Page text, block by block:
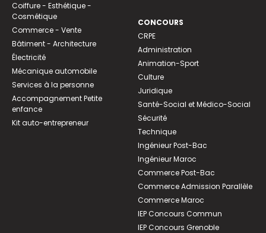
Coiffure - Esthétique -
Cosmétique
Commerce - Vente
Bâtiment - Architecture
Électricité
Mécanique automobile
Services à la personne
Accompagnement Petite
enfance
Kit auto-entrepreneur
CONCOURS
CRPE
Administration
Animation-Sport
Culture
Juridique
Santé-Social et Médico-Social
Sécurité
Technique
Ingénieur Post-Bac
Ingénieur Maroc
Commerce Post-Bac
Commerce Admission Parallèle
Commerce Maroc
IEP Concours Commun
IEP Concours Grenoble